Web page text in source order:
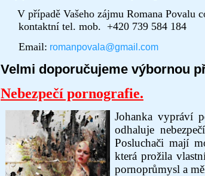
V případě Vašeho zájmu Romana Povalu
kontaktní tel. mob. +420 739 584
Email: romanpovala@gmail.com
Velmi doporučujeme výbornou
Nebezpečí pornografie.
Johanka vypráví
odhaluje
Posluchači mají
která prožila
pornoprůmysl a